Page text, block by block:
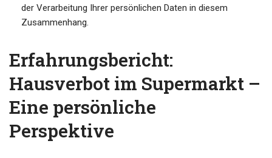
der Verarbeitung Ihrer persönlichen Daten in diesem
Zusammenhang.
Erfahrungsbericht:
Hausverbot im Supermarkt –
Eine persönliche
Perspektive